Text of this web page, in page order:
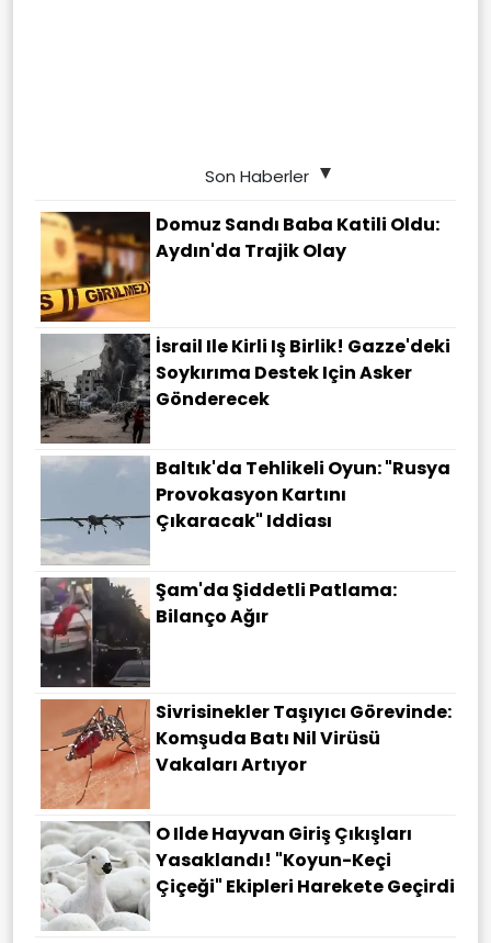
Son Haberler
Domuz Sandı Baba Katili Oldu:
Aydın'da Trajik Olay
İsrail Ile Kirli Iş Birlik! Gazze'deki
Soykırıma Destek Için Asker
Gönderecek
Baltık'da Tehlikeli Oyun: "Rusya
Provokasyon Kartını
Çıkaracak" Iddiası
Şam'da Şiddetli Patlama:
Bilanço Ağır
Sivrisinekler Taşıyıcı Görevinde:
Komşuda Batı Nil Virüsü
Vakaları Artıyor
O Ilde Hayvan Giriş Çıkışları
Yasaklandı! "Koyun-Keçi
Çiçeği" Ekipleri Harekete Geçirdi